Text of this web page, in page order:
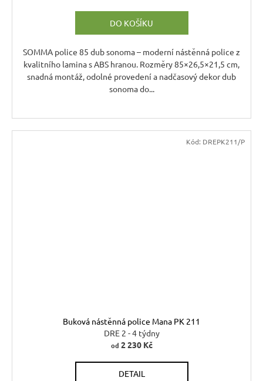
DO KOŠÍKU
SOMMA police 85 dub sonoma – moderní nástěnná police z
kvalitního lamina s ABS hranou. Rozměry 85×26,5×21,5 cm,
snadná montáž, odolné provedení a nadčasový dekor dub
sonoma do...
Buková nástěnná police Mana PK 211
DRE 2 - 4 týdny
od 2 230 Kč
DETAIL
Kód: DREPK211/P